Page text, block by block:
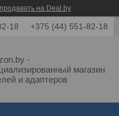
на Deal.by
18 +375 (44) 551-82-18
-
магазин
и адаптеров